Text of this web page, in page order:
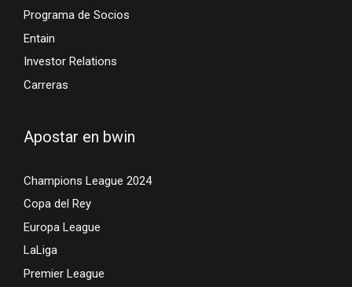
Programa de Socios
Entain
Investor Relations
Carreras
Apostar en bwin
Champions League 2024
Copa del Rey
Europa League
LaLiga
Premier League